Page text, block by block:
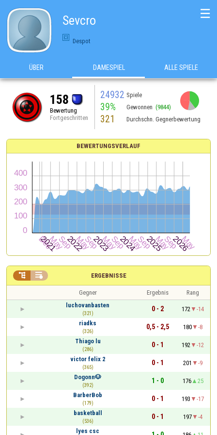
Sevcro
Despot
☰
ÜBER DAMESPIEL ALLE SPIELE
158
Bewertung
Fortgeschritten
24932 Spiele
39% Gewonnen (9844)
321 Durchschn. Gegnerbewertung
BEWERTUNGSVERLAUF
ERGEBNISSE
 
Gegner Ergebnis
Rang
luchovanbasten
(321)
0 - 2 172
-14
riadks
(326)
0,5 - 2,5 180
-8
Thiago lu
(286)
0 - 1 192
-12
victor felix 2
(365)
0 - 1 201
-9
Dogonn🐶
(392)
1 - 0 176
25
BarberBob
(179)
0 - 1 193
-17
basketball
(536)
0 - 1 197
-4
lyes csc